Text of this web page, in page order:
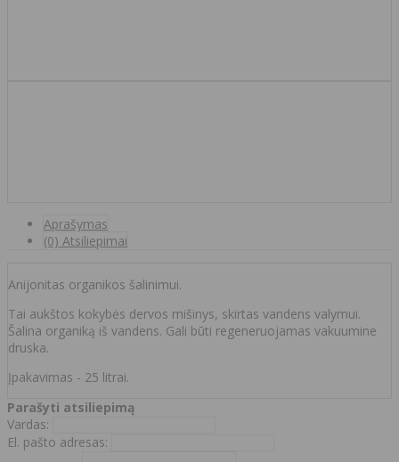
Aprašymas
(0) Atsiliepimai
Anijonitas organikos šalinimui.
Tai aukštos kokybės dervos mišinys, skirtas vandens valymui.
Šalina organiką iš vandens. Gali būti regeneruojamas vakuumine
druska.
Įpakavimas - 25 litrai.
Parašyti atsiliepimą
Vardas:
El. pašto adresas: